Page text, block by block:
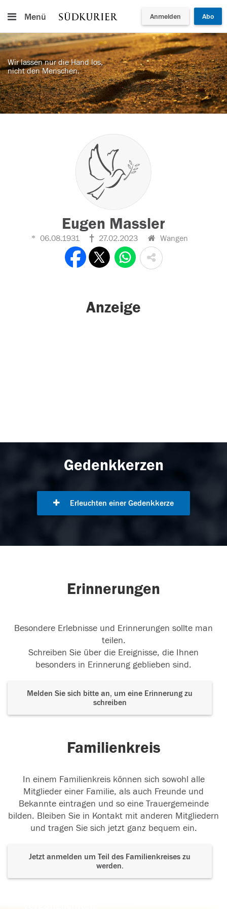
Menü Anmelden Abo
Wir lassen nur die Hand los,
nicht den Menschen.
Eugen Massler
06.08.1931 27.02.2023 Wangen
Anzeige
Gedenkkerzen
Erleuchten einer Gedenkkerze
Erinnerungen
Besondere Erlebnisse und Erinnerungen sollte man
teilen.
Schreiben Sie über die Ereignisse, die Ihnen
besonders in Erinnerung geblieben sind.
Melden Sie sich bitte an, um eine Erinnerung zu
schreiben
Familienkreis
In einem Familienkreis können sich sowohl alle
Mitglieder einer Familie, als auch Freunde und
Bekannte eintragen und so eine Trauergemeinde
bilden. Bleiben Sie in Kontakt mit anderen Mitgliedern
und tragen Sie sich jetzt ganz bequem ein.
Jetzt anmelden um Teil des Familienkreises zu
werden.